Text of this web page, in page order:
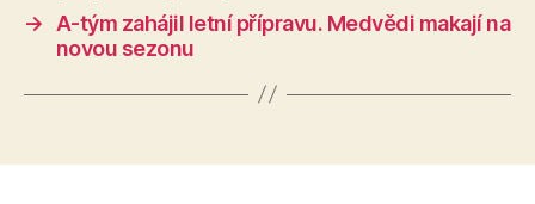
→
A-tým zahájil letní přípravu. Medvědi makají na
novou sezonu